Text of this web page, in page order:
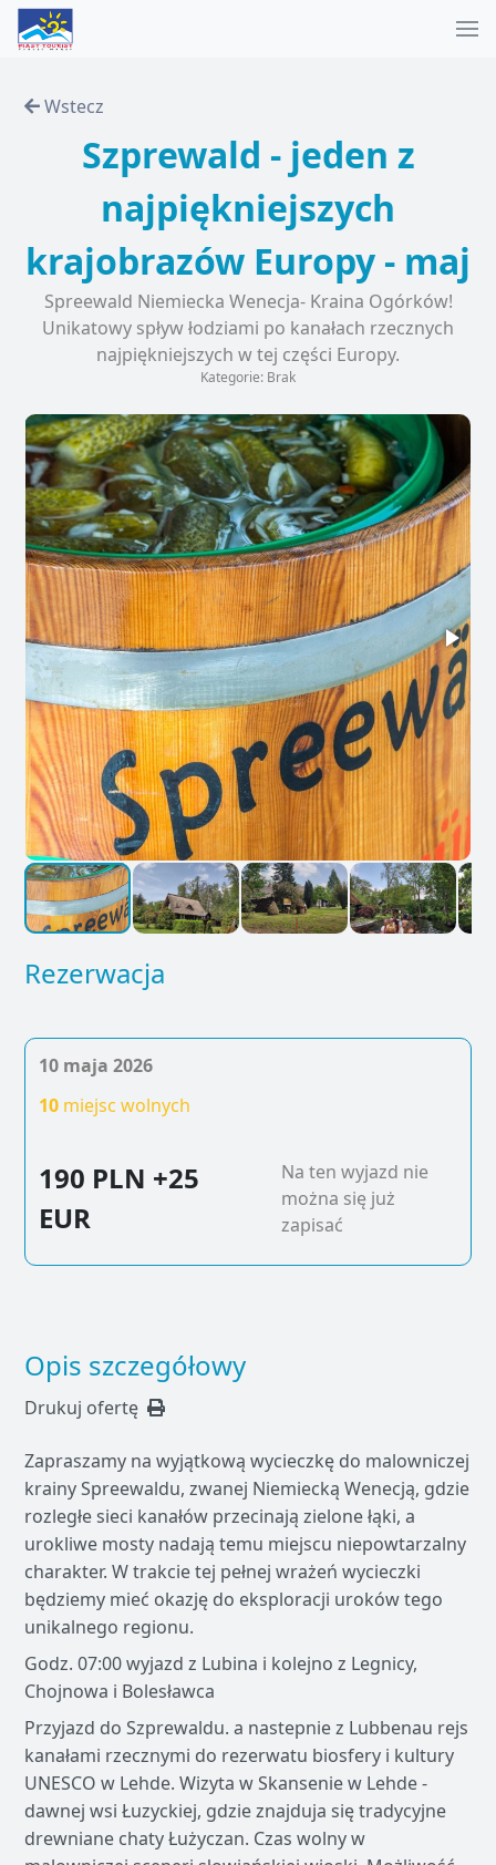
Wstecz
Szprewald - jeden z
najpiękniejszych
krajobrazów Europy - maj
Spreewald Niemiecka Wenecja- Kraina Ogórków!
Unikatowy spływ łodziami po kanałach rzecznych
najpiękniejszych w tej części Europy.
Kategorie: Brak
Rezerwacja
10 maja 2026
10 miejsc wolnych
190 PLN +25
EUR
Na ten wyjazd nie
można się już
zapisać
Opis szczegółowy
Drukuj ofertę
Zapraszamy na wyjątkową wycieczkę do malowniczej
krainy Spreewaldu, zwanej Niemiecką Wenecją, gdzie
rozległe sieci kanałów przecinają zielone łąki, a
urokliwe mosty nadają temu miejscu niepowtarzalny
charakter. W trakcie tej pełnej wrażeń wycieczki
będziemy mieć okazję do eksploracji uroków tego
unikalnego regionu.
Godz. 07:00 wyjazd z Lubina i kolejno z Legnicy,
Chojnowa i Bolesławca
Przyjazd do Szprewaldu. a nastepnie z Lubbenau rejs
kanałami rzecznymi do rezerwatu biosfery i kultury
UNESCO w Lehde. Wizyta w Skansenie w Lehde -
dawnej wsi Łuzyckiej, gdzie znajduja się tradycyjne
drewniane chaty Łużyczan. Czas wolny w